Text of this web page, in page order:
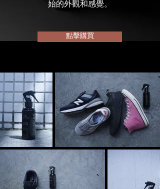
始的外觀和感覺。
點擊購買